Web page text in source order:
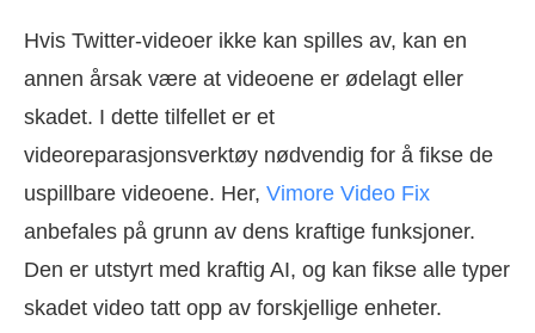
Hvis Twitter-videoer ikke kan spilles av, kan en
annen årsak være at videoene er ødelagt eller
skadet. I dette tilfellet er et
videoreparasjonsverktøy nødvendig for å fikse de
uspillbare videoene. Her, Vimore Video Fix
anbefales på grunn av dens kraftige funksjoner.
Den er utstyrt med kraftig AI, og kan fikse alle typer
skadet video tatt opp av forskjellige enheter.